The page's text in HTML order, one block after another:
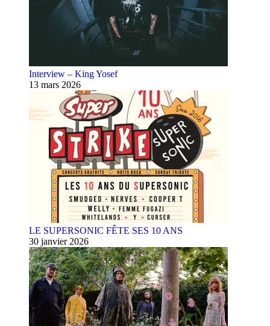
Interview – King Yosef
13 mars 2026
LE SUPERSONIC FÊTE SES 10 ANS
30 janvier 2026